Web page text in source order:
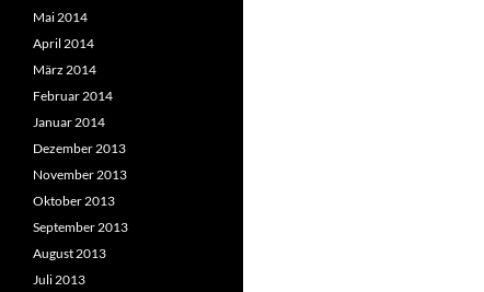
Mai 2014
April 2014
März 2014
Februar 2014
Januar 2014
Dezember 2013
November 2013
Oktober 2013
September 2013
August 2013
Juli 2013